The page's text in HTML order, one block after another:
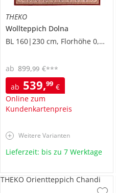
THEKO
Wollteppich Dolna
BL 160|230 cm, Florhöhe 0,7 cm
ab 539,99 €
Online zum
Kundenkartenpreis
ab 899,99 €***
Weitere Varianten
Lieferzeit: bis zu 7 Werktage
THEKO Orientteppich Chandi